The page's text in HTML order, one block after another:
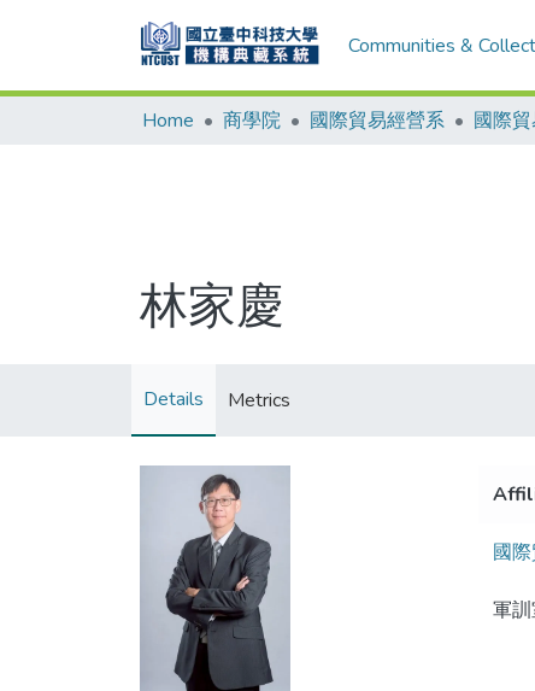
Communities &
Home 商學院 國際貿易經營系 國際
林家慶
Details Metrics
國
軍